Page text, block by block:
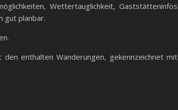
Wettertauglichkeit, Gaststätteninfos
gut planbar.
enthalten Wanderungen, gekennzeichnet mit